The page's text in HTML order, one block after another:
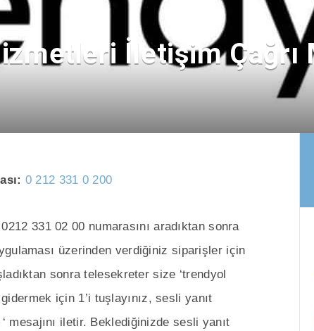
İletişim Çağrı
0 212 331 0 200
331 02 00 numarasını aradıktan sonra
üzerinden verdiğiniz siparişler için
sonra telesekreter size ‘trendyol
için 1’i tuşlayınız, sesli yanıt
iletir. Beklediğinizde sesli yanıt